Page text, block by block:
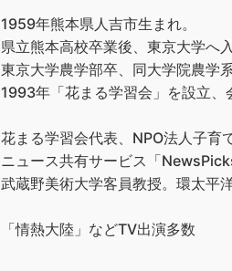
1959年熊本県人吉市生まれ。
県立熊本高校卒業後、東京大学へ入
東京大学農学部卒、同大学院農学
1993年「花まる学習会」を設立
花まる学習会代表、NPO法人子育
ニュース共有サービス「
武蔵野美術大学客員教授。環太平
「情熱大陸」などTV出演多数